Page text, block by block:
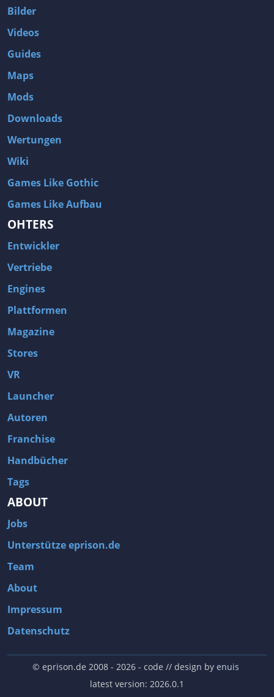
Bilder
Videos
Guides
Maps
Mods
Downloads
Wertungen
Wiki
Games Like Gothic
Games Like Aufbau
OHTERS
Entwickler
Vertriebe
Engines
Plattformen
Magazine
Stores
VR
Launcher
Autoren
Franchise
Handbücher
Tags
ABOUT
Jobs
Unterstütze eprison.de
Team
About
Impressum
Datenschutz
© eprison.de 2008 - 2026- code // design by enuis
latest version: 2026.0.1